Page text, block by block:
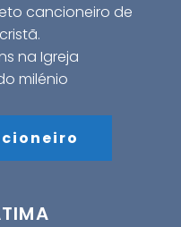
cancioneiro de
na Igreja
milénio